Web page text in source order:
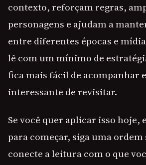
contexto, reforçam regras,
personagens e ajudam a
entre diferentes épocas e
lê com um mínimo de
fica mais fácil de acompanhar
interessante de revisitar.
Se você quer aplicar isso hoje,
para começar, siga uma ordem
conecte a leitura com o que